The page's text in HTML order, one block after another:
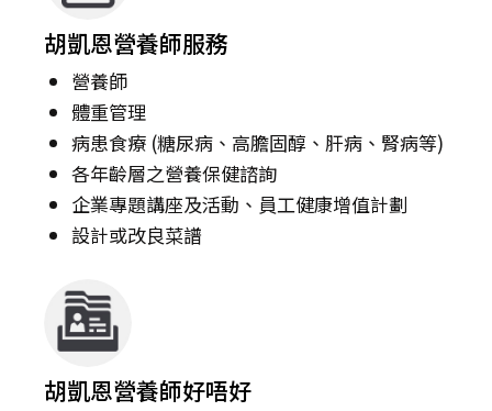
胡凱恩營養師服務
營養師
體重管理
病患食療 (糖尿病、高膽固醇、肝病、腎病等)
各年齡層之營養保健諮詢
企業專題講座及活動、員工健康增值計劃
設計或改良菜譜
胡凱恩營養師好唔好